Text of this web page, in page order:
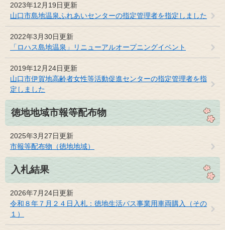
2023年12月19日更新
山口市島地温泉ふれあいセンターの指定管理者を指定しました
2022年3月30日更新
「ロハス島地温泉」リニューアルオープニングイベント
2019年12月24日更新
山口市伊賀地高齢者女性等活動促進センターの指定管理者を指
定しました
徳地地域市報等配布物
2025年3月27日更新
市報等配布物（徳地地域）
入札結果
2026年7月24日更新
令和８年７月２４日入札：徳地生活バス事業用車両購入（その
１）